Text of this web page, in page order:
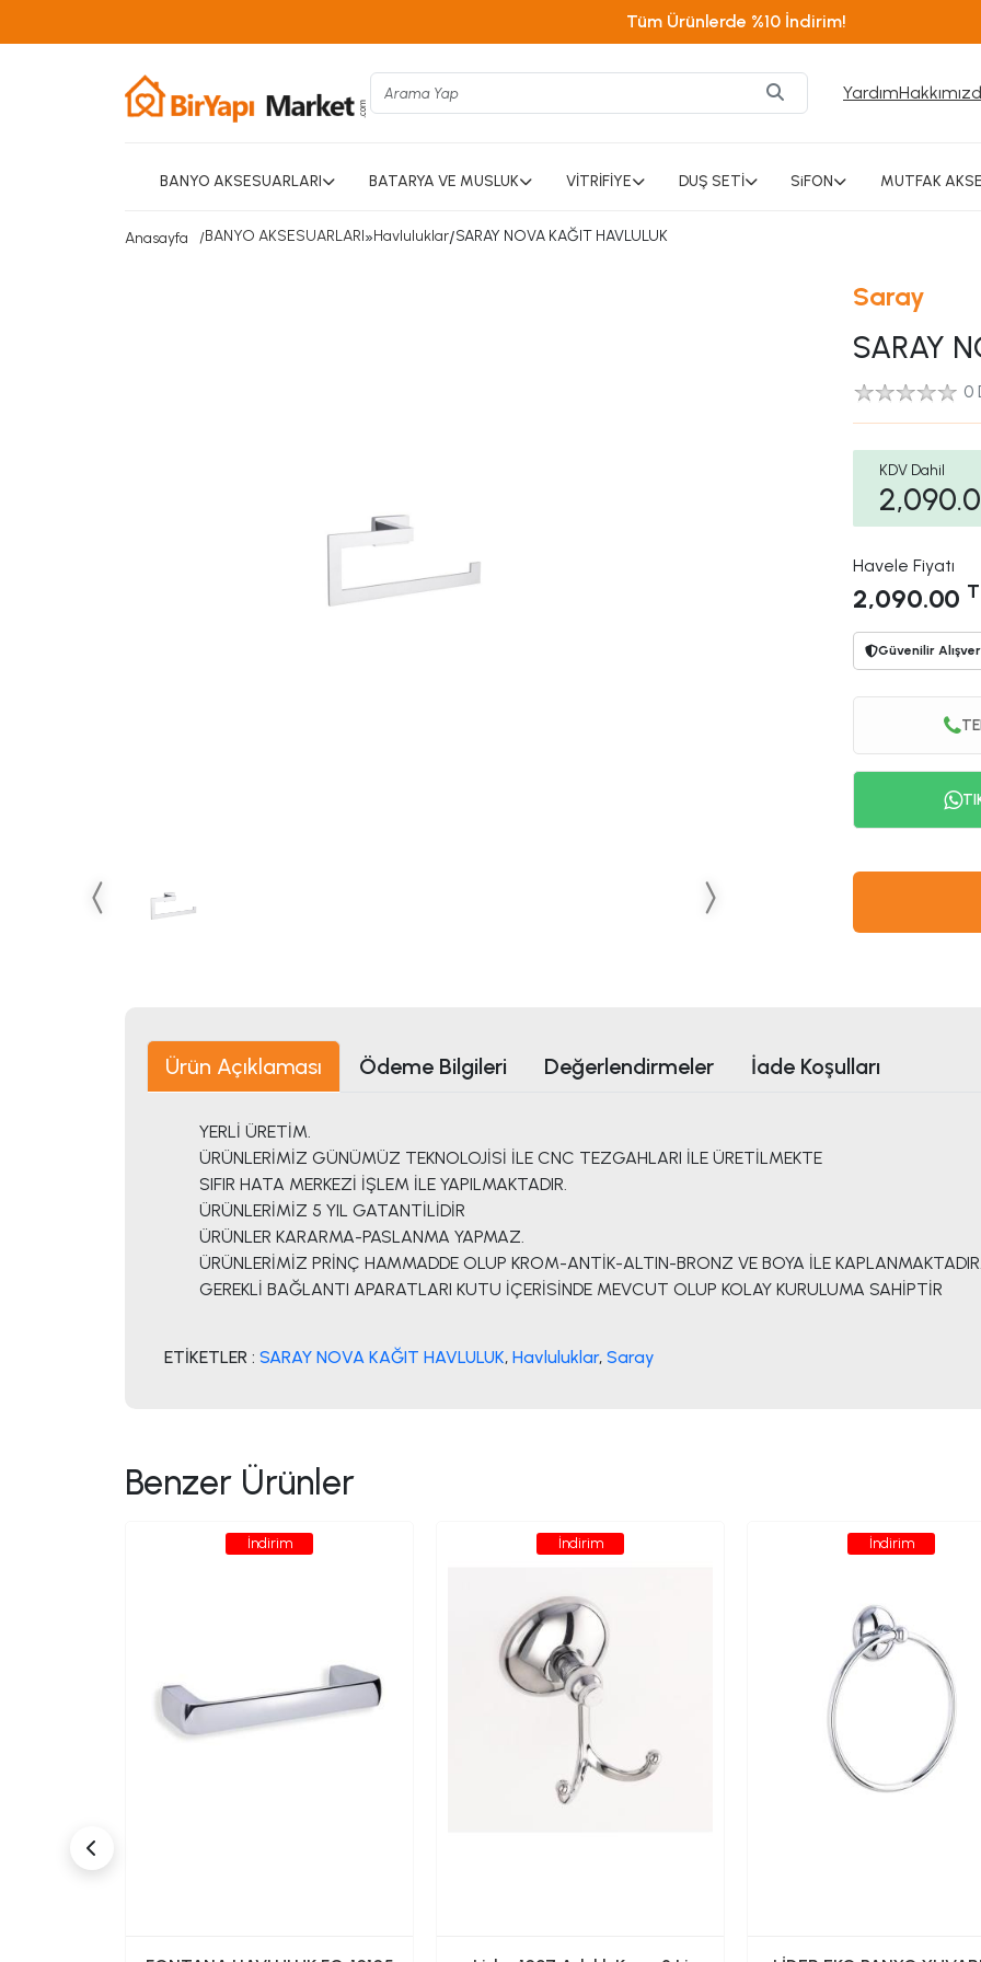
Tüm Ürünlerde %10 İndirim!
Yardım
BANYO AKSESUARLARI BATARYA VE MUSLUK VİTRİFİYE DUŞ SETİ SiFON MUTFAK
Anasayfa BANYO AKSESUARLARI»Havluluklar/SARAY NOVA KAĞIT HAVLULUK
Saray
SARAY
0
KDV Dahil
Havele Fiyatı
2,090.00
Güvenilir
Ürün Açıklaması Ödeme Bilgileri Değerlendirmeler İade Koşulları
YERLİ ÜRETİM.
ÜRÜNLERİMİZ GÜNÜMÜZ TEKNOLOJİSİ İLE CNC TEZGAHLARI İLE ÜRETİLMEKTE
SIFIR HATA MERKEZİ İŞLEM İLE YAPILMAKTADIR.
ÜRÜNLERİMİZ 5 YIL GATANTİLİDİR
ÜRÜNLER KARARMA-PASLANMA YAPMAZ.
ÜRÜNLERİMİZ PRİNÇ HAMMADDE OLUP KROM-ANTİK-ALTIN-BRONZ VE BOYA İLE
GEREKLİ BAĞLANTI APARATLARI KUTU İÇERİSİNDE MEVCUT OLUP KOLAY KURULUMA SAHİPTİR
ETİKETLER : SARAY NOVA KAĞIT HAVLULUK, Havluluklar, Saray
Benzer Ürünler
İndirim İndirim İndirim